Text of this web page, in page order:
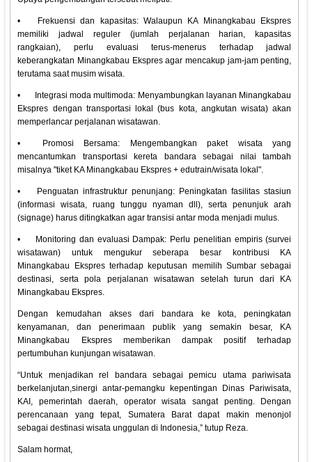
•
Frekuensi dan kapasitas: Walaupun KA Minangkabau Ekspres
memiliki jadwal reguler (jumlah perjalanan harian, kapasitas
rangkaian), perlu evaluasi terus-menerus terhadap jadwal
keberangkatan Minangkabau Ekspres agar mencakup jam-jam penting,
terutama saat musim wisata.
•
Integrasi moda multimoda: Menyambungkan layanan Minangkabau
Ekspres dengan transportasi lokal (bus kota, angkutan wisata) akan
memperlancar perjalanan wisatawan.
•
Promosi Bersama: Mengembangkan paket wisata yang
mencantumkan transportasi kereta bandara sebagai nilai tambah
misalnya "tiket KA Minangkabau Ekspres + edutrain/wisata lokal".
•
Penguatan infrastruktur penunjang: Peningkatan fasilitas stasiun
(informasi wisata, ruang tunggu nyaman dll), serta penunjuk arah
(signage) harus ditingkatkan agar transisi antar moda menjadi mulus.
•
Monitoring dan evaluasi Dampak: Perlu penelitian empiris (survei
wisatawan) untuk mengukur seberapa besar kontribusi KA
Minangkabau Ekspres terhadap keputusan memilih Sumbar sebagai
destinasi, serta pola perjalanan wisatawan setelah turun dari KA
Minangkabau Ekspres.
Dengan kemudahan akses dari bandara ke kota, peningkatan
kenyamanan, dan penerimaan publik yang semakin besar, KA
Minangkabau Ekspres memberikan dampak positif terhadap
pertumbuhan kunjungan wisatawan.
“Untuk menjadikan rel bandara sebagai pemicu utama pariwisata
berkelanjutan,sinergi antar-pemangku kepentingan Dinas Pariwisata,
KAI, pemerintah daerah, operator wisata sangat penting. Dengan
perencanaan yang tepat, Sumatera Barat dapat makin menonjol
sebagai destinasi wisata unggulan di Indonesia,” tutup Reza.
Salam hormat,